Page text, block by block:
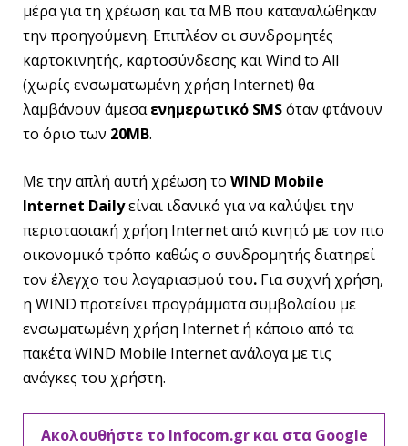
μέρα για τη χρέωση και τα ΜΒ που καταναλώθηκαν
την προηγούμενη. Επιπλέον οι συνδρομητές
καρτοκινητής, καρτοσύνδεσης και Wind to All
(χωρίς ενσωματωμένη χρήση Internet) θα
λαμβάνουν άμεσαενημερωτικό SMSόταν φτάνουν
το όριο των 20ΜΒ.
Με την απλή αυτή χρέωση το WIND Mobile
Internet Dailyείναι ιδανικό για να καλύψει την
περιστασιακή χρήση Internet από κινητό με τον πιο
οικονομικό τρόπο καθώς ο συνδρομητής διατηρεί
τον έλεγχο του λογαριασμού του. Για συχνή χρήση,
η WIND προτείνει προγράμματα συμβολαίου με
ενσωματωμένη χρήση Internet ή κάποιο από τα
πακέτα WIND Mobile Internet ανάλογα με τις
ανάγκες του χρήστη.
Ακολουθήστε το Infocom.gr και στα Google